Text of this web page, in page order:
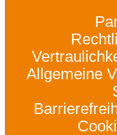
Allgemeine